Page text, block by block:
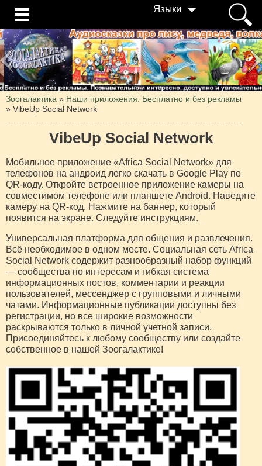
Языки
Зоогалактика » Наши приложения. Бесплатно и без рекламы
» VibeUp Social Network
VibeUp Social Network
Мобильное приложение «Africa Social Network» для
телефонов на андроид легко скачать в Google Play по
QR-коду. Откройте встроенное приложение камеры на
совместимом телефоне или планшете Android. Наведите
камеру на QR-код. Нажмите на баннер, который
появится на экране. Следуйте инструкциям.
Универсальная платформа для общения и развлечения.
Всё необходимое в одном месте. Социальная сеть Africa
Social Network содержит разнообразный набор функций
— сообщества по интересам и гибкая система
информационных постов, комментарии и реакции
пользователей, мессенджер с групповыми и личными
чатами. Информационные публикации доступны без
регистрации, но все широкие возможности
раскрываются только в личной учетной записи.
Присоединяйтесь к любому сообществу или создайте
собственное в нашей Зоогалактике!